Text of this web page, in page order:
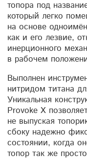
топора под
который легко
на основе
как и его лезвие,
инерционного
в рабочем
Выполнен
нитридом титана
Уникальная
Provoke X
не выпуская
сбоку надежно
состоянии, когда
топор так же